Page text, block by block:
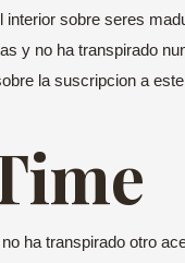
sobre seres
y no ha transpirado
la suscripcion a
ha transpirado otro